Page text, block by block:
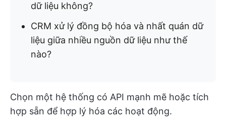
dữ liệu không?
CRM xử lý đồng bộ hóa và nhất quán dữ
liệu giữa nhiều nguồn dữ liệu như thế
nào?
Chọn một hệ thống có API mạnh mẽ hoặc tích
hợp sẵn để hợp lý hóa các hoạt động.